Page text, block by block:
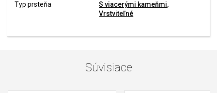
Typ prsteňa S viacerými kameňmi,
Vrstviteľné
Súvisiace